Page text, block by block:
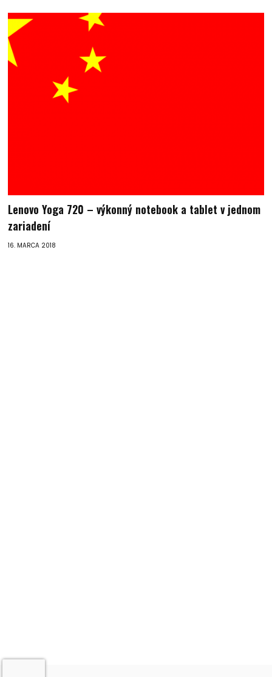
Lenovo Yoga 720 – výkonný notebook a tablet v jednom
zariadení
16. MARCA 2018